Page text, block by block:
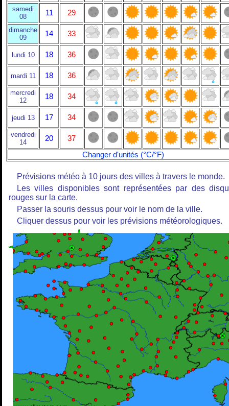
samedi
08
11 29
dimanche
09
14 33
lundi 10 18 36
mardi 11 18 36
mercredi
12
18 34
jeudi 13 17 34
vendredi
14
20
37
Changer d'unités (°C/°F)
Prévisions météo à 10 jours des villes à travers le monde.
Les villes disponibles sont représentées par des
rouges sur la carte.
Passer la souris dessus pour voir le nom de la ville.
Cliquer dessus pour voir les prévisions météorologiques.